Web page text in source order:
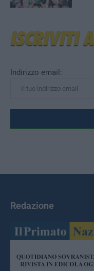
Indirizzo email:
Redazione